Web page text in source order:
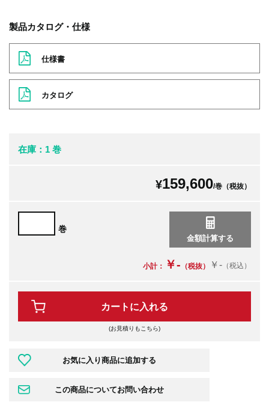
製品カタログ・仕様
仕様書
カタログ
在庫：1 巻
¥159,600/巻（税抜）
巻
小計： ￥- （税抜） ￥- （税込）
カートに入れる
(お見積りもこちら)